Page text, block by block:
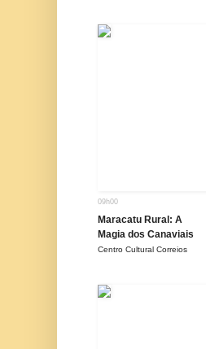
09h00
Maracatu Rural: A
Magia dos Canaviais
Centro Cultural Correios